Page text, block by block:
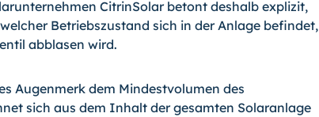
CitrinSolar betont deshalb explizit,
Betriebszustand sich in der Anlage befindet,
abblasen wird.
Augenmerk dem Mindestvolumen des
sich aus dem Inhalt der gesamten Solaranlage